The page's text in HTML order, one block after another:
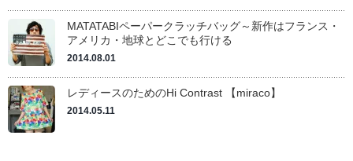
MATATABIペーパークラッチバッグ～新作はフランス・
アメリカ・地球とどこでも行ける
2014.08.01
レディースのためのHi Contrast 【miraco】
2014.05.11